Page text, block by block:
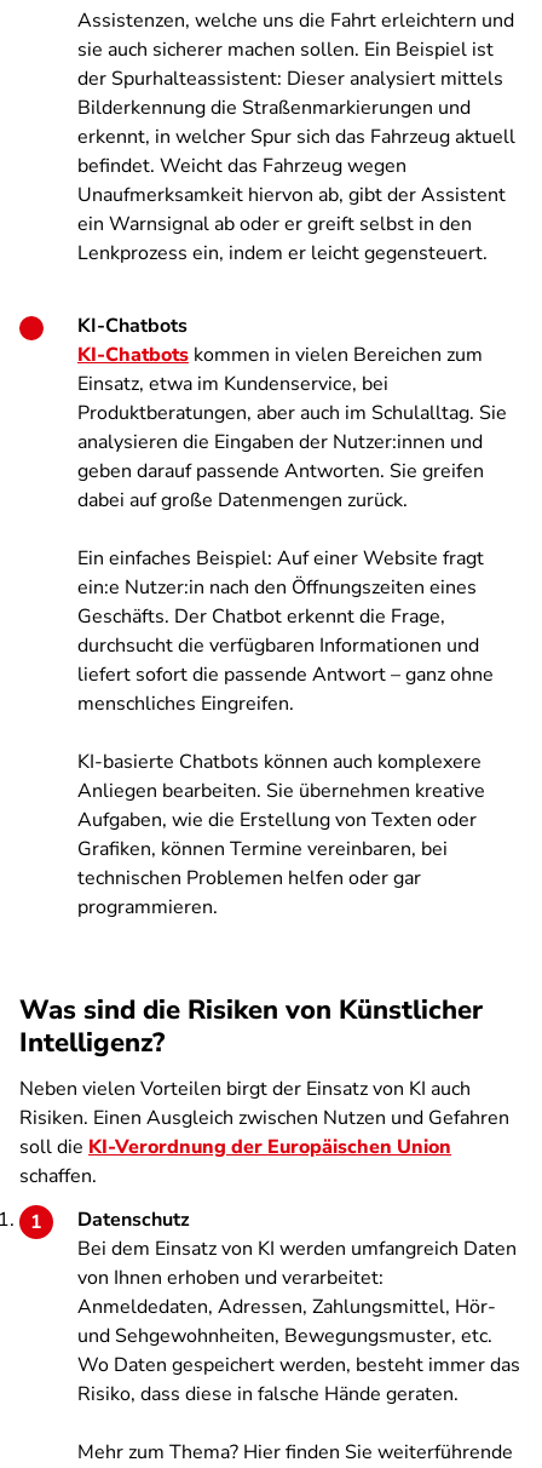
Assistenzen, welche uns die Fahrt erleichtern und
sie auch sicherer machen sollen. Ein Beispiel ist
der Spurhalteassistent: Dieser analysiert mittels
Bilderkennung die Straßenmarkierungen und
erkennt, in welcher Spur sich das Fahrzeug aktuell
befindet. Weicht das Fahrzeug wegen
Unaufmerksamkeit hiervon ab, gibt der Assistent
ein Warnsignal ab oder er greift selbst in den
Lenkprozess ein, indem er leicht gegensteuert.
KI-Chatbots
KI-Chatbots kommen in vielen Bereichen zum
Einsatz, etwa im Kundenservice, bei
Produktberatungen, aber auch im Schulalltag. Sie
analysieren die Eingaben der Nutzer:innen und
geben darauf passende Antworten. Sie greifen
dabei auf große Datenmengen zurück.
Ein einfaches Beispiel: Auf einer Website fragt
ein:e Nutzer:in nach den Öffnungszeiten eines
Geschäfts. Der Chatbot erkennt die Frage,
durchsucht die verfügbaren Informationen und
liefert sofort die passende Antwort – ganz ohne
menschliches Eingreifen.
KI-basierte Chatbots können auch komplexere
Anliegen bearbeiten. Sie übernehmen kreative
Aufgaben, wie die Erstellung von Texten oder
Grafiken, können Termine vereinbaren, bei
technischen Problemen helfen oder gar
programmieren.
Was sind die Risiken von Künstlicher
Intelligenz?
Neben vielen Vorteilen birgt der Einsatz von KI auch
Risiken. Einen Ausgleich zwischen Nutzen und Gefahren
soll die KI-Verordnung der Europäischen Union
schaffen.
Datenschutz
Bei dem Einsatz von KI werden umfangreich Daten
von Ihnen erhoben und verarbeitet:
Anmeldedaten, Adressen, Zahlungsmittel, Hör-
und Sehgewohnheiten, Bewegungsmuster, etc.
Wo Daten gespeichert werden, besteht immer das
Risiko, dass diese in falsche Hände geraten.
Mehr zum Thema? Hier finden Sie weiterführende